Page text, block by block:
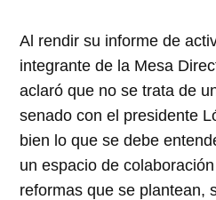
Al rendir su informe de
integrante de la Mesa
aclaró que no se trata de
senado con el presidente
bien lo que se debe
un espacio de
reformas que se plantean,